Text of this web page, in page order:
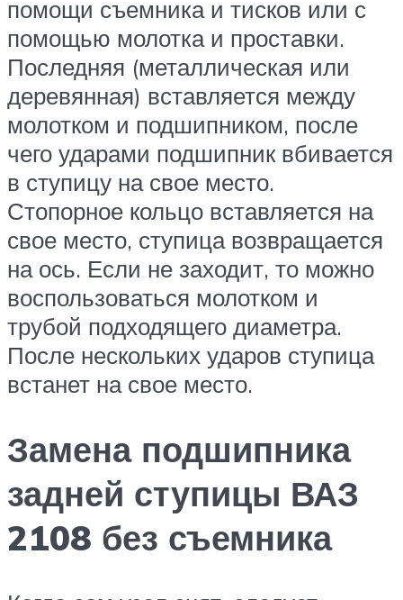
помощи съемника и тисков или с
помощью молотка и проставки.
Последняя (металлическая или
деревянная) вставляется между
молотком и подшипником, после
чего ударами подшипник вбивается
в ступицу на свое место.
Стопорное кольцо вставляется на
свое место, ступица возвращается
на ось. Если не заходит, то можно
воспользоваться молотком и
трубой подходящего диаметра.
После нескольких ударов ступица
встанет на свое место.
Замена подшипника
задней ступицы ВАЗ
2108 без съемника